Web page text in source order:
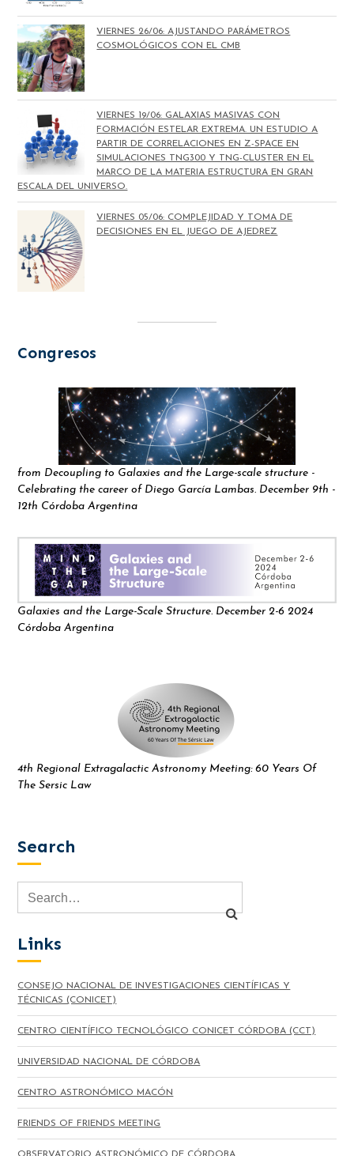
VIERNES 26/06: AJUSTANDO PARÁMETROS
COSMOLÓGICOS CON EL CMB
VIERNES 19/06: GALAXIAS MASIVAS CON
FORMACIÓN ESTELAR EXTREMA. UN ESTUDIO A
PARTIR DE CORRELACIONES EN Z-SPACE EN
SIMULACIONES TNG300 Y TNG-CLUSTER EN EL
MARCO DE LA MATERIA ESTRUCTURA EN GRAN
ESCALA DEL UNIVERSO.
VIERNES 05/06: COMPLEJIDAD Y TOMA DE
DECISIONES EN EL JUEGO DE AJEDREZ
Congresos
from Decoupling to Galaxies and the Large-scale structure -
Celebrating the career of Diego García Lambas. December 9th -
12th Córdoba Argentina
Galaxies and the Large-Scale Structure. December 2-6 2024
Córdoba Argentina
4th Regional Extragalactic Astronomy Meeting: 60 Years Of
The Sersic Law
Search
Links
CONSEJO NACIONAL DE INVESTIGACIONES CIENTÍFICAS Y
TÉCNICAS (CONICET)
CENTRO CIENTÍFICO TECNOLÓGICO CONICET CÓRDOBA (CCT)
UNIVERSIDAD NACIONAL DE CÓRDOBA
CENTRO ASTRONÓMICO MACÓN
FRIENDS OF FRIENDS MEETING